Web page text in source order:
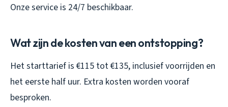
Onze service is 24/7 beschikbaar.
Wat zijn de kosten van een ontstopping?
Het starttarief is €115 tot €135, inclusief voorrijden en
het eerste half uur. Extra kosten worden vooraf
besproken.